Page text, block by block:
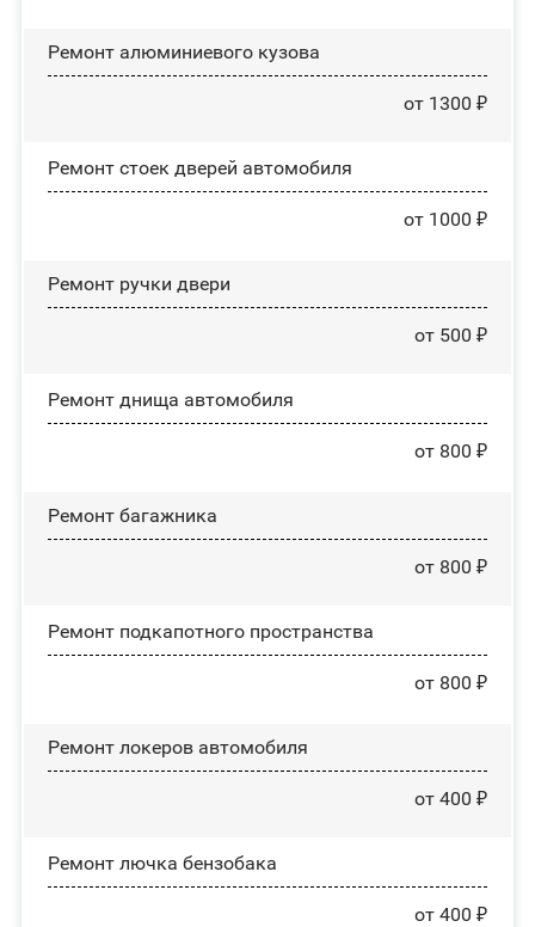
Ремонт алюминиевого кузова
от 1300 ₽
Ремонт стоек дверей автомобиля
от 1000 ₽
Ремонт ручки двери
от 500 ₽
Ремонт днища автомобиля
от 800 ₽
Ремонт багажника
от 800 ₽
Ремонт подкапотного пространства
от 800 ₽
Ремонт лoĸepoв автомобиля
от 400 ₽
Ремонт лючка бензобака
от 400 ₽